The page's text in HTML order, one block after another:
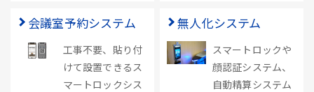
会議室予約システム
工事不要、貼り付
けて設置できるス
マートロックシス
無人化システム
スマートロックや
顔認証システム、
自動精算システム